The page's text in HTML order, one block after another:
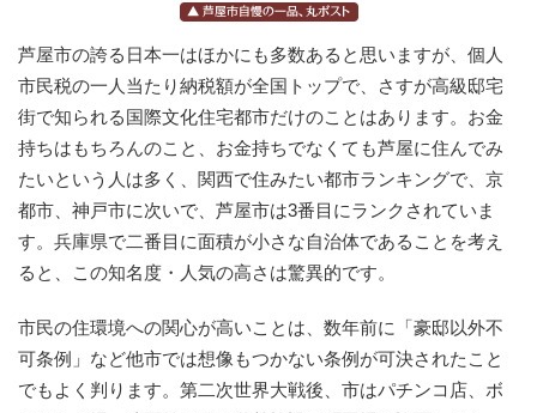
芦屋市の誇る日本一はほかにも多数あると思いますが、個人
市民税の一人当たり納税額が全国トップで、さすが高級邸宅
街で知られる国際文化住宅都市だけのことはあります。お金
持ちはもちろんのこと、お金持ちでなくても芦屋に住んでみ
たいという人は多く、関西で住みたい都市ランキングで、京
都市、神戸市に次いで、芦屋市は3番目にランクされていま
す。兵庫県で二番目に面積が小さな自治体であることを考え
ると、この知名度・人気の高さは驚異的です。
市民の住環境への関心が高いことは、数年前に「豪邸以外不
可条例」など他市では想像もつかない条例が可決されたこと
でもよく判ります。第二次世界大戦後、市はパチンコ店、ボ